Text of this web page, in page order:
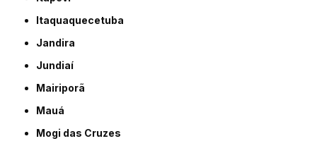
Itaquaquecetuba
Jandira
Jundiaí
Mairiporã
Mauá
Mogi das Cruzes